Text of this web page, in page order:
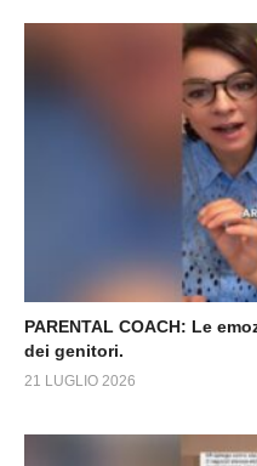
PARENTAL COACH: Le
dei genitori.
21 LUGLIO 2026